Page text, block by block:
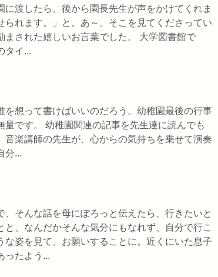
渡したら、後から園長先生が声をかけてくれま
れます。」と。あ～、そこを見てくださってい
された嬉しいお言葉でした。 大学図書館で
タイ...
想って書けばいいのだろう。幼稚園最後の行事
です。 幼稚園関連の記事を先生達に読んでも
楽講師の先生が、心からの気持ちを乗せて演奏
分...
そんな話を母にぽろっと伝えたら、行きたいと
、なんだかそんな気分にもなれず、自分で行こ
姿を見て、お願いすることに。近くにいた息子
ったよう...